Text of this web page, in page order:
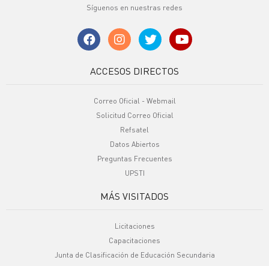
Síguenos en nuestras redes
ACCESOS DIRECTOS
Correo Oficial - Webmail
Solicitud Correo Oficial
Refsatel
Datos Abiertos
Preguntas Frecuentes
UPSTI
MÁS VISITADOS
Licitaciones
Capacitaciones
Junta de Clasificación de Educación Secundaria